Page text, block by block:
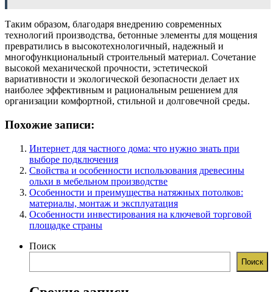
Таким образом, благодаря внедрению современных
технологий производства, бетонные элементы для мощения
превратились в высокотехнологичный, надежный и
многофункциональный строительный материал. Сочетание
высокой механической прочности, эстетической
вариативности и экологической безопасности делает их
наиболее эффективным и рациональным решением для
организации комфортной, стильной и долговечной среды.
Похожие записи:
Интернет для частного дома: что нужно знать при
выборе подключения
Свойства и особенности использования древесины
ольхи в мебельном производстве
Особенности и преимущества натяжных потолков:
материалы, монтаж и эксплуатация
Особенности инвестирования на ключевой торговой
площадке страны
Поиск
Поиск